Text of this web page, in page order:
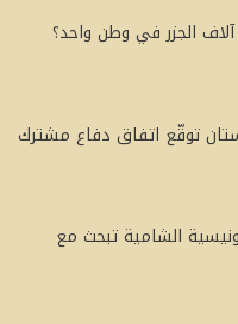
الجزر في وطن واحد؟
توقّع اتفاق دفاع مشترك
الشامية تبحث مع